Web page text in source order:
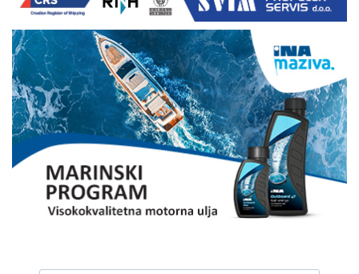
Fratelli Aprea odlično održavan
2002, 7.8 x 2 m, 2 Yanmar motora od 85 kw
Cijena:59.000 EUR
Gulet
2008, 27 x 7,50 m, Iveco Aifo 331 kW
Cijena:1 EUR
Gulet Kadena
2000, 32 x 8 m, Cummins
Pirelli 770 EFB
2010, 8,46 x 3,12 m, Mercruiser 235,4 kw
2015, 27 x 7 m, Iveco aifo x 2